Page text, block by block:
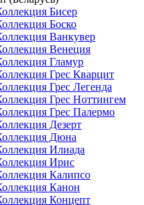
Бисер
Боско
Ванкувер
Венеция
Гламур
Грес Кварцит
Грес Легенда
Грес Ноттингем
Грес Палермо
Дезерт
Дюна
Илиада
Ирис
Калипсо
Канон
Концепт